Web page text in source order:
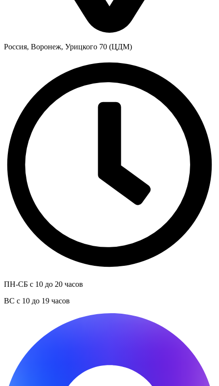
Россия, Воронеж, Урицкого 70 (ЦДМ)
ПН-СБ с 10 до 20 часов
ВС с 10 до 19 часов